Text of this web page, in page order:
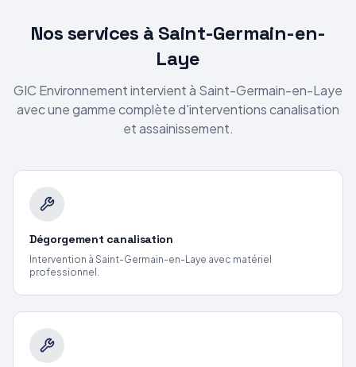
Nos services à Saint-Germain-en-
Laye
GIC Environnement intervientà Saint-Germain-en-Laye
avec une gamme complète d'interventions canalisation
et assainissement.
Dégorgement canalisation
Intervention à Saint-Germain-en-Laye avec matériel
professionnel.